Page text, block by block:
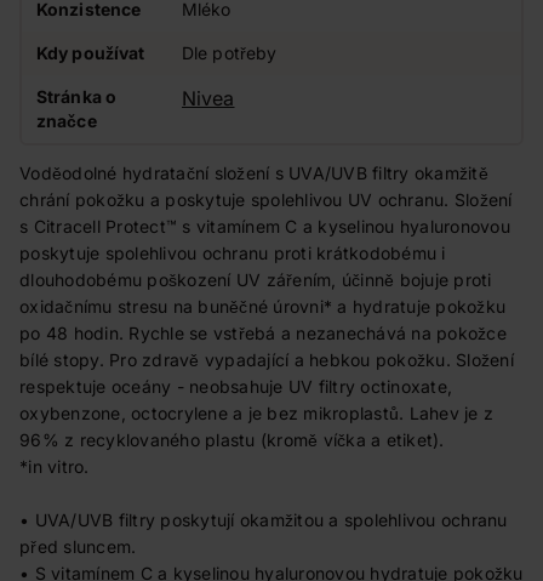
Konzistence Mléko
Kdy používat Dle potřeby
Stránka o
značce
Nivea
Voděodolné hydratační složení s UVA/UVB filtry okamžitě
chrání pokožku a poskytuje spolehlivou UV ochranu. Složení
s Citracell Protect™ s vitamínem C a kyselinou hyaluronovou
poskytuje spolehlivou ochranu proti krátkodobému i
dlouhodobému poškození UV zářením, účinně bojuje proti
oxidačnímu stresu na buněčné úrovni* a hydratuje pokožku
po 48 hodin. Rychle se vstřebá a nezanechává na pokožce
bílé stopy. Pro zdravě vypadající a hebkou pokožku. Složení
respektuje oceány - neobsahuje UV filtry octinoxate,
oxybenzone, octocrylene a je bez mikroplastů. Lahev je z
96% z recyklovaného plastu (kromě víčka a etiket).
*in vitro.
• UVA/UVB filtry poskytují okamžitou a spolehlivou ochranu
před sluncem.
• S vitamínem C a kyselinou hyaluronovou hydratuje pokožku